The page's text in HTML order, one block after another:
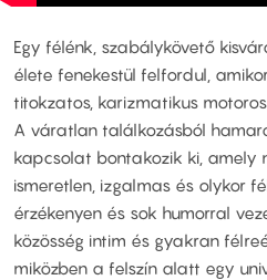
Egy félénk, szabálykövető
élete fenekestül felfordul,
titokzatos, karizmatikus
A váratlan találkozásból
kapcsolat bontakozik ki, amely
ismeretlen, izgalmas és olykor
érzékenyen és sok humorral
közösség intim és gyakran
miközben a felszín alatt egy